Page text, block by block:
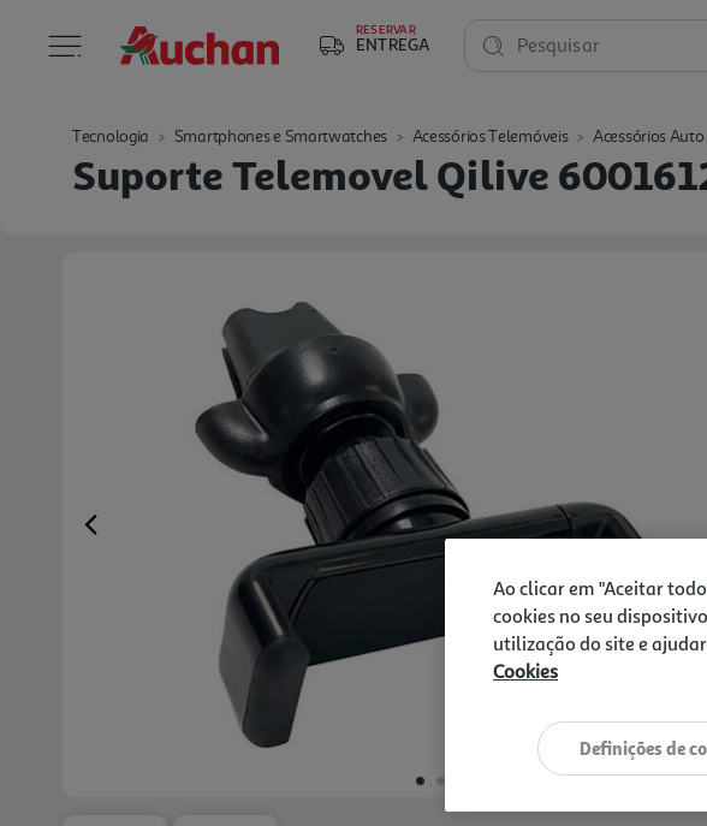
RESERVAR
ENTREGA Pesquisar
Tecnologia Smartphones e Smartwatches Acessórios Telemóveis Acessórios Auto
Suporte Telemovel Qilive
Previous
Ao clicar em "Aceitar
cookies no seu
utilização do site e
Cookies
Definições de